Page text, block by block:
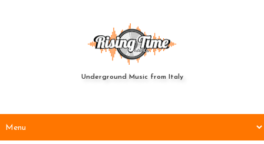
Underground Music from Italy